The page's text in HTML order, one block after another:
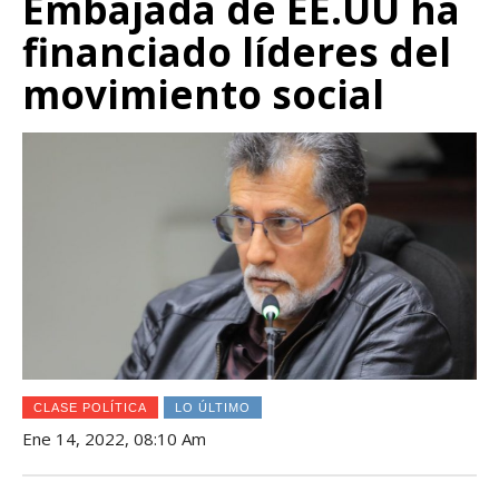
financiado líderes del
movimiento social
CLASE POLÍTICA LO ÚLTIMO
Ene 14, 2022, 08:10 Am